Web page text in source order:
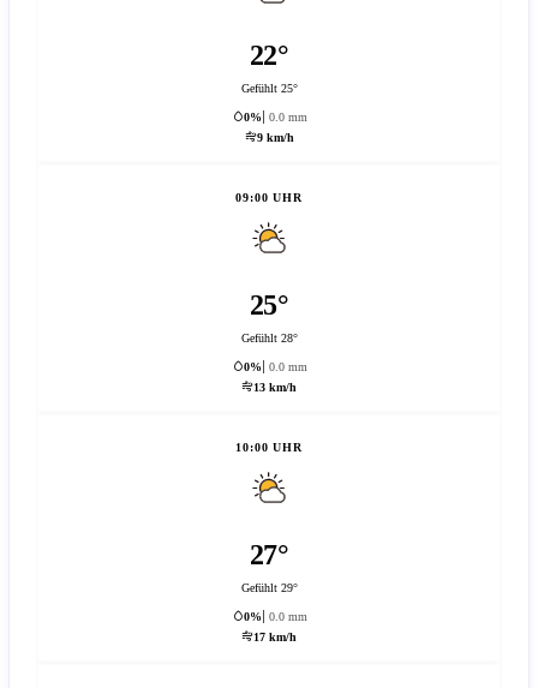
22°
Gefühlt 25°
0%
0.0 mm
9 km/h
09:00 UHR
25°
Gefühlt 28°
0%
0.0 mm
13 km/h
10:00 UHR
27°
Gefühlt 29°
0%
0.0 mm
17 km/h